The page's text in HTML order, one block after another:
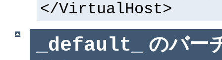
</VirtualHost>
_default_ のバー